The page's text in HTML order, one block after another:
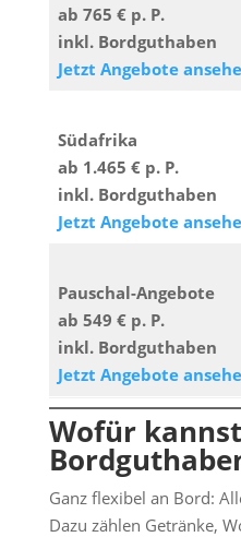
ab 765 € p. P.
inkl. Bordguthaben
Jetzt Angebote
Südafrika
ab 1.465 € p. P.
inkl. Bordguthaben
Jetzt Angebote
Pauschal-Angebote
ab 549 € p. P.
inkl. Bordguthaben
Jetzt Angebote
Wofür
Ganz flexibel an Bord:
Dazu zählen Getränke,